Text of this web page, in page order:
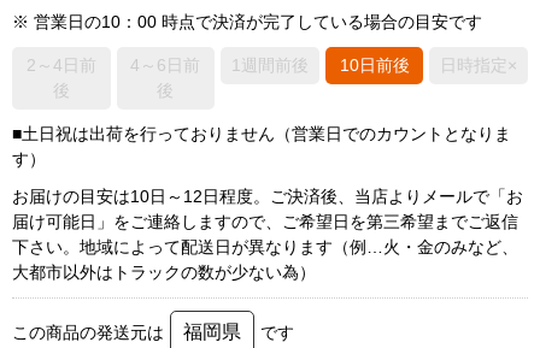
※ 営業日の10：00 時点で決済が完了している場合の目安です
2～4日前
後
4～6日前
後
1週間前後 10日前後 日時指定×
■土日祝は出荷を行っておりません（営業日でのカウントとなりま
す）
お届けの目安は10日～12日程度。ご決済後、当店よりメールで「お
届け可能日」をご連絡しますので、ご希望日を第三希望までご返信
下さい。地域によって配送日が異なります（例…火・金のみなど、
大都市以外はトラックの数が少ない為）
この商品の発送元は 福岡県 です